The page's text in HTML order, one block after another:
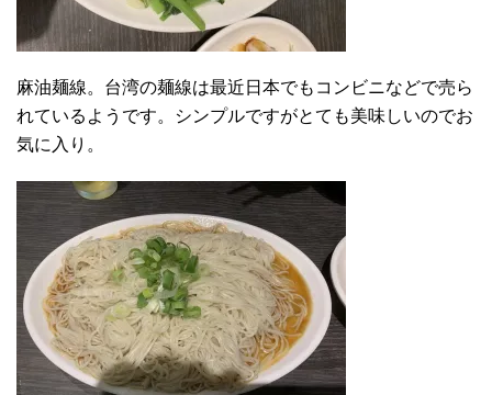
麻油麺線。台湾の麺線は最近日本でもコンビニなどで売ら
れているようです。シンプルですがとても美味しいのでお
気に入り。